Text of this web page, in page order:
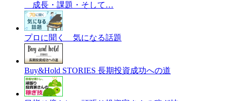
成長・課題・そして…
プロに聞く 気になる話題
Buy&Hold STORIES 長期投資成功への道